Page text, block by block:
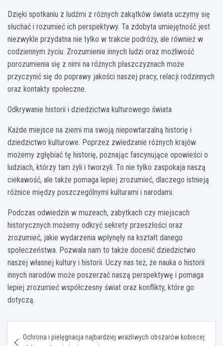
Dzięki spotkaniu z ludźmi z różnych zakątków świata uczymy się
słuchać i rozumieć ich perspektywy. Ta zdobyta umiejętność jest
niezwykle przydatna nie tylko w trakcie podróży, ale również w
codziennym życiu. Zrozumienie innych ludzi oraz możliwość
porozumienia się z nimi na różnych płaszczyznach może
przyczynić się do poprawy jakości naszej pracy, relacji rodzinnych
oraz kontakty społeczne.
Odkrywanie historii i dziedzictwa kulturowego świata
Każde miejsce na ziemi ma swoją niepowtarzalną historię i
dziedzictwo kulturowe. Poprzez zwiedzanie różnych krajów
możemy zgłębiać tę historię, poznając fascynujące opowieści o
ludziach, którzy tam żyli i tworzyli. To nie tylko zaspokaja naszą
ciekawość, ale także pomaga lepiej zrozumieć, dlaczego istnieją
różnice między poszczególnymi kulturami i narodami.
Podczas odwiedzin w muzeach, zabytkach czy miejscach
historycznych możemy odkryć sekrety przeszłości oraz
zrozumieć, jakie wydarzenia wpłynęły na kształt danego
społeczeństwa. Pozwala nam to także docenić dziedzictwo
naszej własnej kultury i historii. Uczy nas też, że nauka o historii
innych narodów może poszerzać naszą perspektywę i pomaga
lepiej zrozumieć współczesny świat oraz konflikty, które go
dotyczą.
Ochrona i pielęgnacja najbardziej wrażliwych obszarów kobiecej